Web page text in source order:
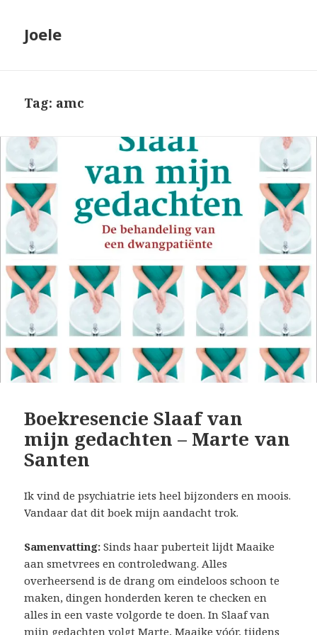
Joele
Tag: amc
Boekresencie Slaaf van
mijn gedachten – Marte van
Santen
Ik vind de psychiatrie iets heel bijzonders en moois.
Vandaar dat dit boek mijn aandacht trok.
Samenvatting: Sinds haar puberteit lijdt Maaike
aan smetvrees en controledwang. Alles
overheersend is de drang om eindeloos schoon te
maken, dingen honderden keren te checken en
alles in een vaste volgorde te doen. In Slaaf van
mijn gedachten volgt Marte, Maaike vóór, tijdens